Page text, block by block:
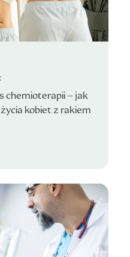
chemioterapii – jak
kobiet z rakiem